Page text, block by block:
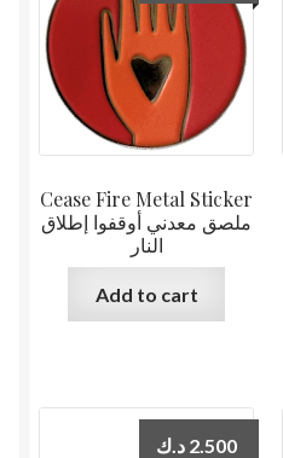
Cease Fire Metal Sticker
ملصق معدني أوقفوا إطلاق
النار
Add to cart
2.500 د.ك